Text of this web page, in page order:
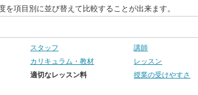
項目別に並び替えて比較することが出来ます。
スタッフ
講師
カリキュラム・教材
レッスン
適切なレッスン料
授業の受けやすさ